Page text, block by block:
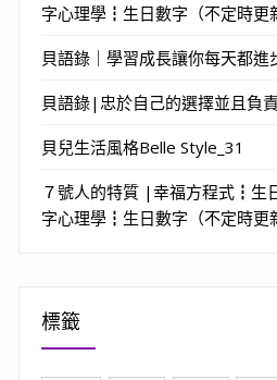
字心理學┇生日數字（不定時更
貝語錄｜學習成長讓你每天都進
貝語錄|忠於自己的選擇並且負
貝兒生活風格Belle Style_31
７號人的特質 |幸福方程式┇
字心理學┇生日數字（不定時更
標籤